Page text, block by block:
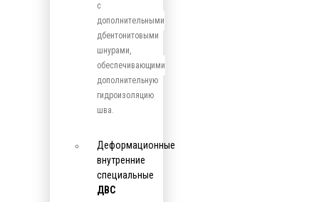
с
дополнительными
дбентонитовыми
шнурами,
обеспечивающими
дополнительную
гидроизоляцию
шва.
Деформационные
внутренние
специальные
ДВС